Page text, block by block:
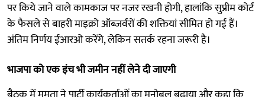
पर किये जाने वाले कामकाज पर नजर रखनी होगी, हालांकि सुप्रीम कोर्ट
के फैसले से बाहरी माइक्रो ऑब्जर्वरों की शक्तियां सीमित हो गई हैं।
अंतिम निर्णय ईआरओ करेंगे, लेकिन सतर्क रहना जरूरी है।
भाजपा को एक इंच भी जमीन नहीं लेने दी जाएगी